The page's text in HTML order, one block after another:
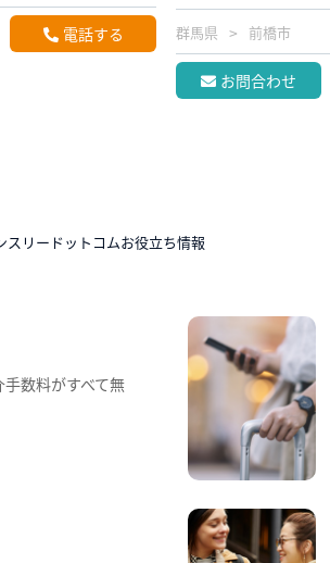
電話する 群馬県 前橋市
お問合わせ
スリードットコムお役立ち情報
数料がすべて無